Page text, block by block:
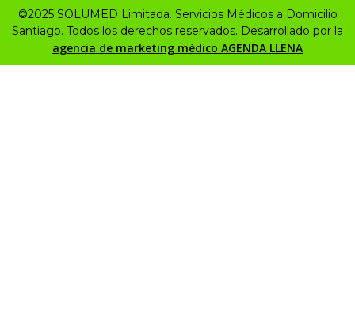
©2025 SOLUMED Limitada. Servicios Médicos a Domicilio
Santiago. Todos los derechos reservados. Desarrollado por la
agencia de marketing médico AGENDA LLENA